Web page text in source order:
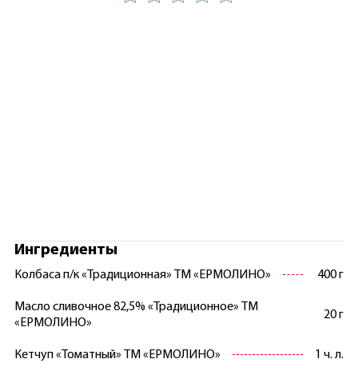
Ингредиенты
Колбаса п/к «Традиционная» ТМ «ЕРМОЛИНО» 400 г
Масло сливочное 82,5% «Традиционное» ТМ
«ЕРМОЛИНО»
20 г
Кетчуп «Томатный» ТМ «ЕРМОЛИНО» 1 ч. л.